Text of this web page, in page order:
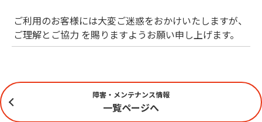
ご利用のお客様には大変ご迷惑をおかけいたしますが、
ご理解とご協力 を賜りますようお願い申し上げます。
障害・メンテナンス情報
一覧ページへ